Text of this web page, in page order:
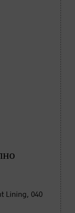
Lining, 040